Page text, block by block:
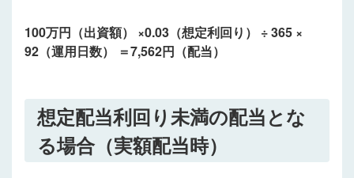
100万円（出資額） ×0.03（想定利回り） ÷ 365 ×
92（運用日数） ＝7,562円（配当）
想定配当利回り未満の配当とな
る場合（実額配当時）